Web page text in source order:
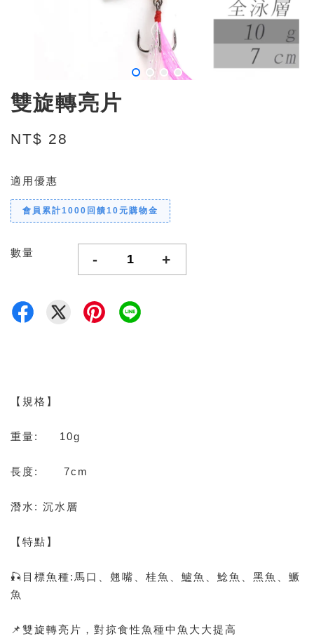
雙旋轉亮片
NT$ 28
適用優惠
會員累計1000回饋10元購物金
數量 - +
【規格】
重量: 10g
長度: 7cm
潛水: 沉水層
【特點】
🎣目標魚種:馬口、翹嘴、桂魚、鱸魚、鯰魚、黑魚、鱖
魚
📌雙旋轉亮片，對掠食性魚種中魚大大提高